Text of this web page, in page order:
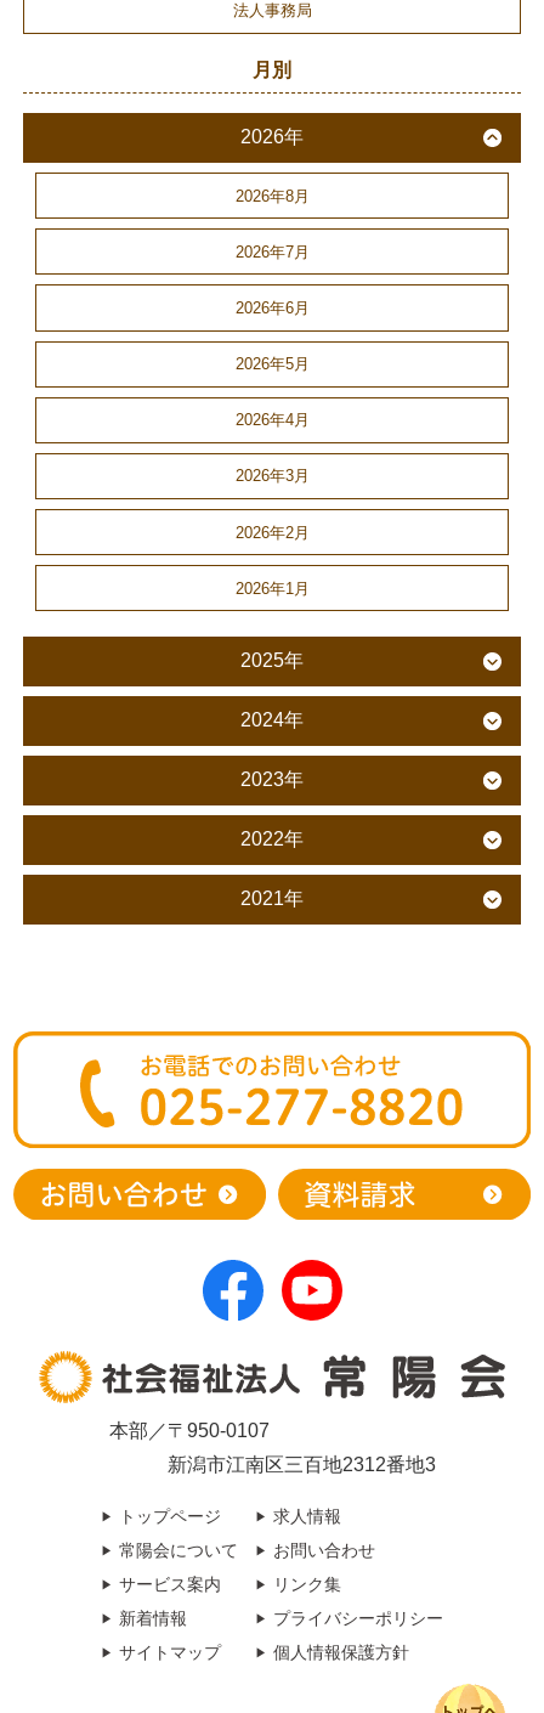
法人事務局
月別
2026年
2026年8月
2026年7月
2026年6月
2026年5月
2026年4月
2026年3月
2026年2月
2026年1月
2025年
2024年
2023年
2022年
2021年
本部／〒950-0107
新潟市江南区三百地2312番地3
トップページ
常陽会について
サービス案内
新着情報
サイトマップ
求人情報
お問い合わせ
リンク集
プライバシーポリシー
個人情報保護方針